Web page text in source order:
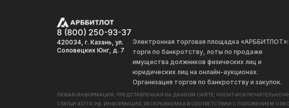
8 (800) 250-93-37
420034, г. Казань, ул.
Соловецких Юнг, д. 7
Электронная торговая площадка «АРББИТЛОТ»:
торги по банкротству, лоты по продаже
имущества должников физических лиц и
юридических лиц на онлайн-аукционах.
Организация торгов по банкротству и закупок.
ЛЮБАЯ ИНФОРМАЦИЯ, ПРЕДСТАВЛЕННАЯ НА ДАННОМ САЙТЕ, НОСИТ ИСКЛЮЧИТЕЛЬНО
СТАТЬИ 437 ГК РФ. ИНФОРМАЦИЯ, РАСКРЫВАЕМАЯ В СООТВЕТСТВИИ С ПОЛОЖЕНИЕМ О